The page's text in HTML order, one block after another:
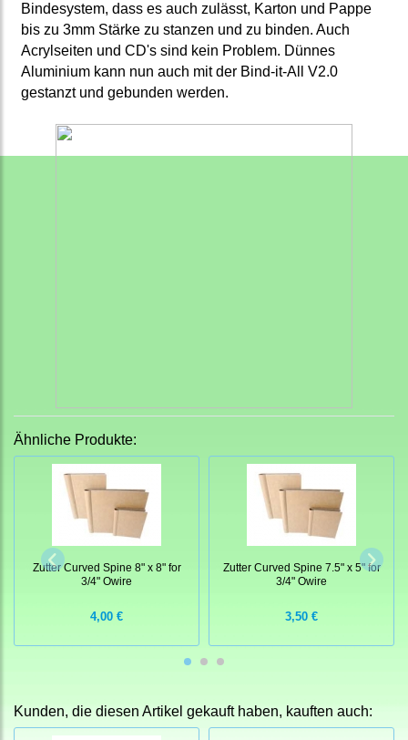
Bindesystem, dass es auch zulässt, Karton und Pappe
bis zu 3mm Stärke zu stanzen und zu binden. Auch
Acrylseiten und CD's sind kein Problem. Dünnes
Aluminium kann nun auch mit der Bind-it-All V2.0
gestanzt und gebunden werden.
Ähnliche Produkte:
Zutter Curved Spine 8" x 8" for
3/4" Owire
4,00 €
Zutter Curved Spine 7.5" x 5" for
3/4" Owire
3,50 €
Kunden, die diesen Artikel gekauft haben, kauften auch: